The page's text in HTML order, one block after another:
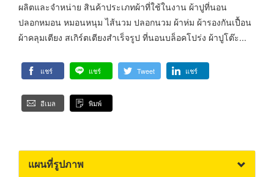
ผลิตและจำหน่าย สินค้าประเภทผ้าที่ใช้ในงาน ผ้าปูที่นอน
ปลอกหมอน หมอนหนุม ไส้นวม ปลอกนวม ผ้าห่ม ผ้ารองกันเปื้อน
ผ้าคลุมเตียง สเกิร์ตเตียงสำเร็จรูป ที่นอนบล็อคโปร่ง ผ้าปูโต๊ะ...
แชร์ แชร์ Tweet แชร์
อีเมล พิมพ์
แผนที่รูปภาพ